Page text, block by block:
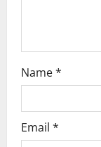
Name*
Email *